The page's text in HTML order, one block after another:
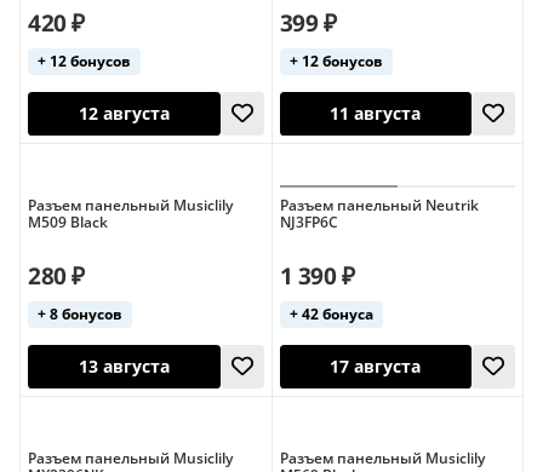
420 ₽
+ 12 бонусов
399 ₽
+ 12 бонусов
Разъем панельный Musiclily
M509 Black
280 ₽
+ 8 бонусов
Разъем панельный Neutrik
NJ3FP6C
1 390 ₽
+ 42 бонуса
Разъем панельный Musiclily
Разъем панельный Musiclily